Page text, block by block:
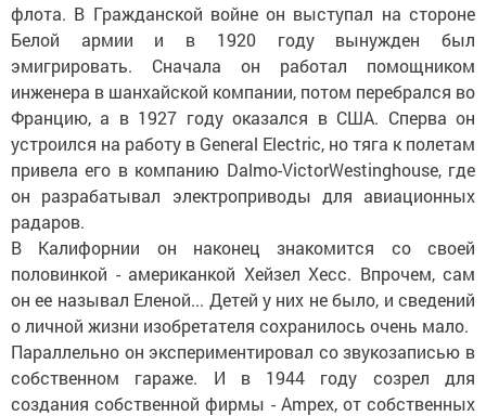
флота. В Гражданской войне он выступал на стороне
Белой армии и в 1920 году вынужден был
эмигрировать. Сначала он работал помощником
инженера в шанхайской компании, потом перебрался во
Францию, а в 1927 году оказался в США. Сперва он
устроился на работу в General Electric, но тяга к полетам
привела его в компанию Dalmo-VictorWestinghouse, где
он разрабатывал электроприводы для авиационных
радаров.
В Калифорнии он наконец знакомится со своей
половинкой - американкой Хейзел Хесс. Впрочем, сам
он ее называл Еленой... Детей у них не было, и сведений
о личной жизни изобретателя сохранилось очень мало.
Параллельно он экспериментировал со звукозаписью в
собственном гараже. И в 1944 году созрел для
создания собственной фирмы - Ampex, от собственных